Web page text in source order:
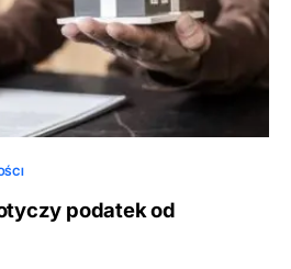
podatek od